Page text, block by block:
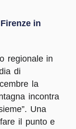
in
regionale in
di
la
incontra
Una
il punto e